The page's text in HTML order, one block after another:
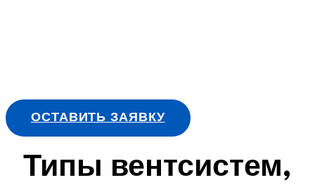
ОСТАВИТЬ ЗАЯВКУ
Типы вентсистем,